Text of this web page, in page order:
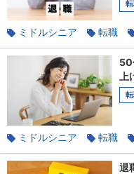
ミドルシニア 転職
ワークライフバランス
50
ミドルシニア 転職
書類のポイント
転職
退